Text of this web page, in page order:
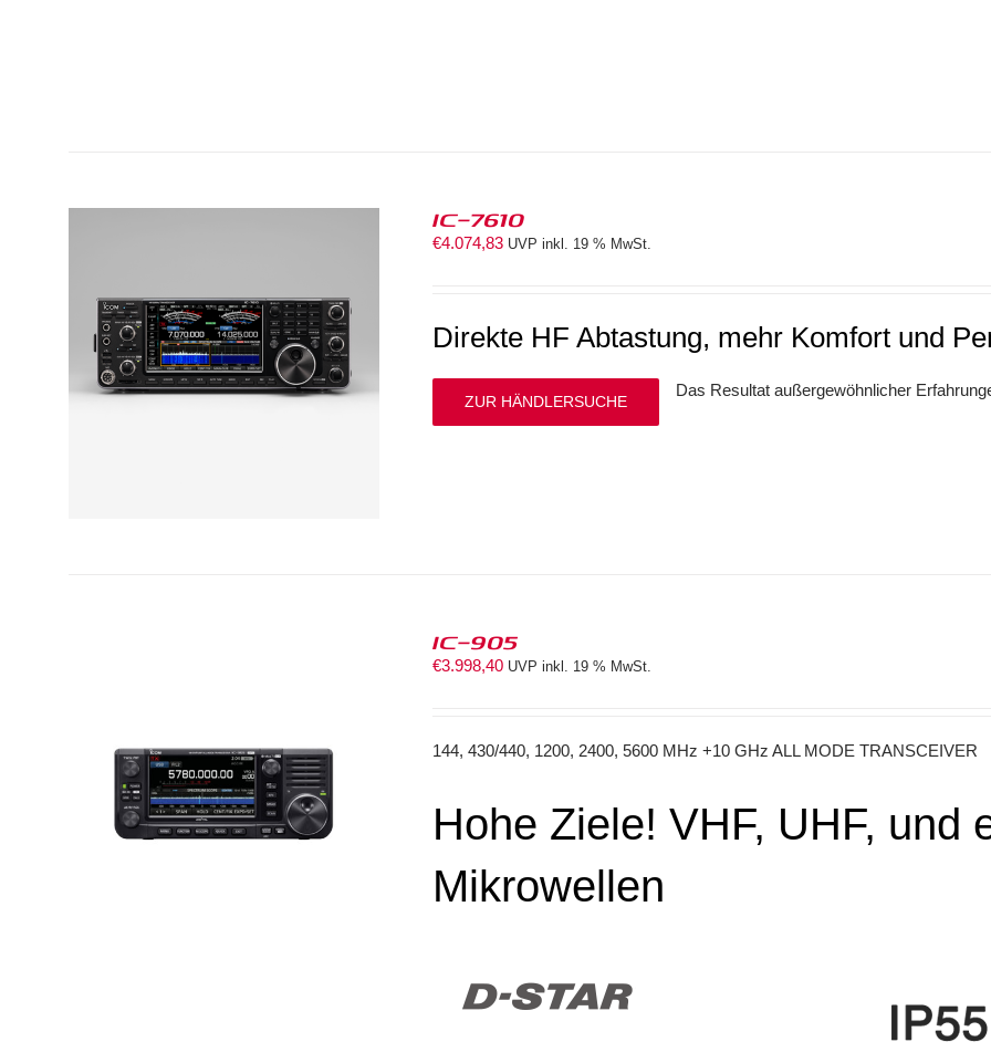
IC-7610
€4.074,83 UVP inkl. 19 % MwSt.
Direkte HF Abtastung, mehr Komfort und
Das Resultat außergewöhnlicher
ZUR HÄNDLERSUCHE
IC-905
€3.998,40 UVP inkl. 19 % MwSt.
144, 430/440, 1200, 2400, 5600 MHz +10 GHz ALL MODE TRANSCEIVER
Hohe Ziele! VHF, UHF, und
Mikrowellen